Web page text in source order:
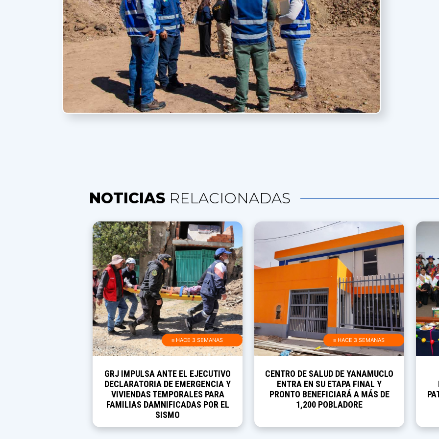
NOTICIAS RELACIONADAS
≡ HACE 3 SEMANAS
GRJ IMPULSA ANTE EL EJECUTIVO
DECLARATORIA DE EMERGENCIA Y
VIVIENDAS TEMPORALES PARA
FAMILIAS DAMNIFICADAS POR EL
SISMO
≡ HACE 3 SEMANAS
CENTRO DE SALUD DE YANAMUCLO
ENTRA EN SU ETAPA FINAL Y
PRONTO BENEFICIARÁ A MÁS DE
1,200 POBLADORE